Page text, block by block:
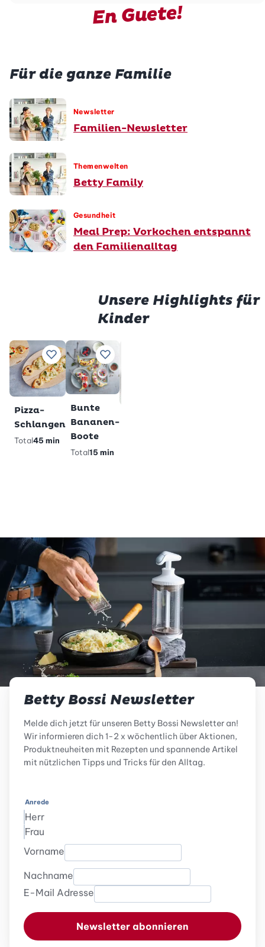
En Guete!
Für die ganze Familie
Newsletter
Familien-Newsletter
Themenwelten
Betty Family
Gesundheit
Meal Prep: Vorkochen entspannt
den Familienalltag
Unsere Highlights für
Kinder
Zu Lieblingsrezepten hinzufügen
Pizza-
Schlangen
Total45 min
Zu Lieblingsrezepten hinzufügen
Bunte
Bananen-
Boote
Total15 min
Betty Bossi Newsletter
Melde dich jetzt für unseren Betty Bossi Newsletter an!
Wir informieren dich 1-2 x wöchentlich über Aktionen,
Produktneuheiten mit Rezepten und spannende Artikel
mit nützlichen Tipps und Tricks für den Alltag.
Anrede
Herr
Frau
Vorname
Nachname
E-Mail Adresse
Newsletter abonnieren